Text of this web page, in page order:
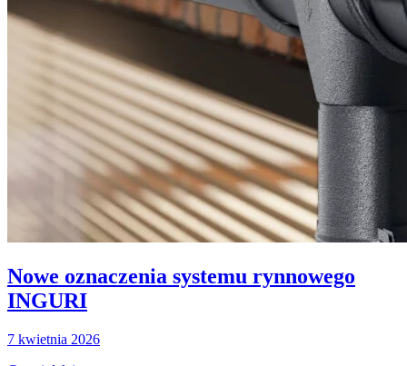
Nowe oznaczenia systemu rynnowego
INGURI
7 kwietnia 2026